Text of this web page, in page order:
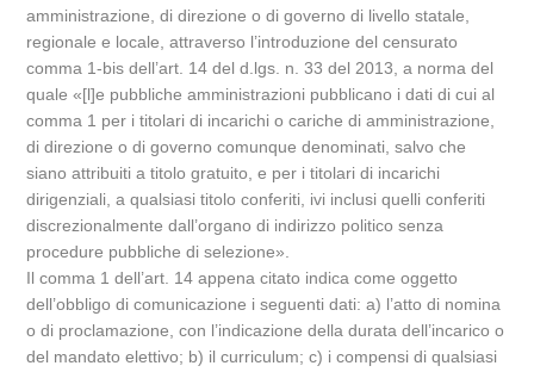
amministrazione, di direzione o di governo di livello statale,
regionale e locale, attraverso l’introduzione del censurato
comma 1-bis dell’art. 14 del d.lgs. n. 33 del 2013, a norma del
quale «[l]e pubbliche amministrazioni pubblicano i dati di cui al
comma 1 per i titolari di incarichi o cariche di amministrazione,
di direzione o di governo comunque denominati, salvo che
siano attribuiti a titolo gratuito, e per i titolari di incarichi
dirigenziali, a qualsiasi titolo conferiti, ivi inclusi quelli conferiti
discrezionalmente dall’organo di indirizzo politico senza
procedure pubbliche di selezione».
Il comma 1 dell’art. 14 appena citato indica come oggetto
dell’obbligo di comunicazione i seguenti dati: a) l’atto di nomina
o di proclamazione, con l’indicazione della durata dell’incarico o
del mandato elettivo; b) il curriculum; c) i compensi di qualsiasi